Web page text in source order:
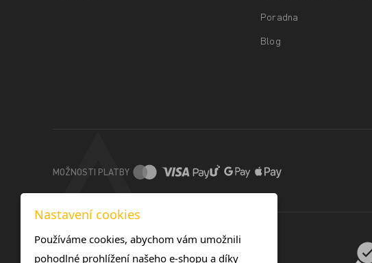
Poradna
Blog
MOŽNOSTI PLATBY
Nastavení cookies
Používáme cookies, abychom vám umožnili
pohodlné prohlížení našeho e-shopu a díky